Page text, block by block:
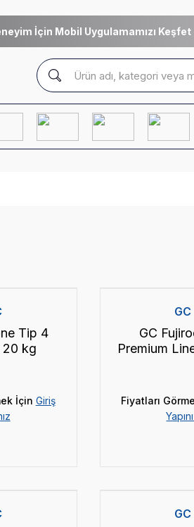
İçin Mobil Uygulamamızı
Tip 4
20 kg
İçin Giriş
GC
GC
Premium
Fiyatları
GC